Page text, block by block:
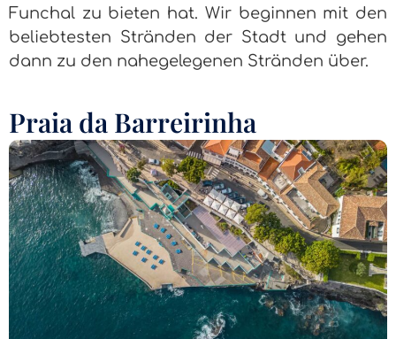
Funchal zu bieten hat. Wir beginnen mit den
beliebtesten Stränden der Stadt und gehen
dann zu den nahegelegenen Stränden über.
Praia da Barreirinha